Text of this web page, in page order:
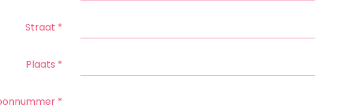
Straat *
Plaats *
*